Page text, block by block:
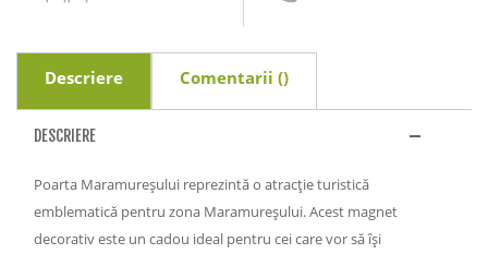
Descriere Comentarii ()
DESCRIERE
Poarta Maramureșului reprezintă o atracție turistică
emblematică pentru zona Maramureșului. Acest magnet
decorativ este un cadou ideal pentru cei care vor să își